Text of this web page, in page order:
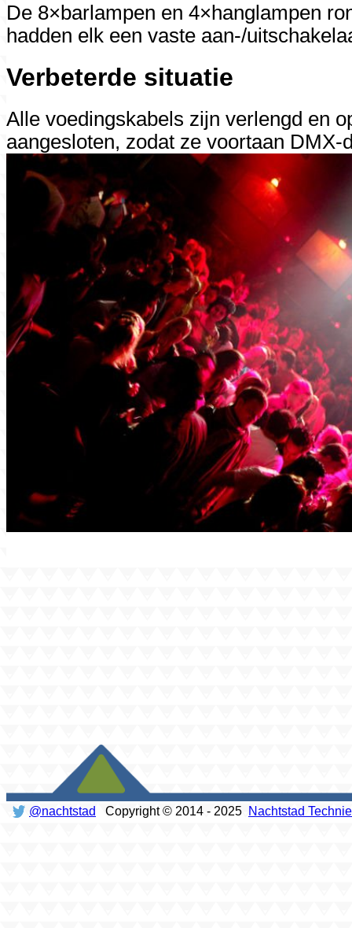
De 8×barlampen en 4×hanglampen
hadden elk een vaste aan-/
Verbeterde situatie
Alle voedingskabels zijn verlengd en
aangesloten, zodat ze voortaan DMX-
@nachtstad Copyright © 2014 - 2025 Nachtstad